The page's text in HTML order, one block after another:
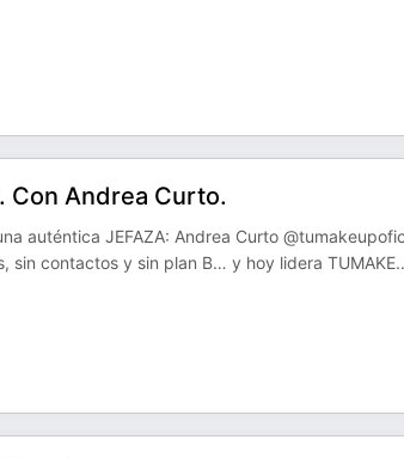
Con Andrea Curto.
auténtica JEFAZA: Andrea Curto
sin contactos y sin plan B… y hoy lidera TUMAKE